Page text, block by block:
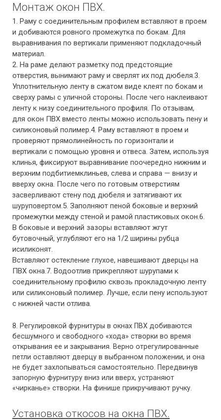
Монтаж окон ПВХ.
1. Раму с соединительным профилем вставляют в проем
и добиваются ровного промежутка по бокам. Для
выравнивания по вертикали применяют подкладочный
материал.
2. На раме делают разметку под предстоящие
отверстия, вынимают раму и сверлят их под дюбеля.3.
Уплотнительную ленту в сжатом виде клеят по бокам и
сверху рамы с уличной стороны. После чего наклеивают
ленту к низу соединительного профиля. По отзывам,
для окон ПВХ вместо ленты можно использовать пену и
силиконовый полимер.4. Раму вставляют в проем и
проверяют прямолинейность по горизонтали и
вертикали с помощью уровня и отвеса. Затем, используя
клинья, фиксируют выравнивание поочередно нижним и
верхним подбитиемклиньев, слева и справа — внизу и
вверху окна. После чего по готовым отверстиям
засверливают стену под дюбеля и затягивают их
шуруповертом.5. Заполняют пеной боковые и верхний
промежутки между стеной и рамой пластиковых окон.6.
В боковые и верхний зазоры вставляют жгут
бутовочный, углубляют его на 1/2 ширины рубца
исиликонят.
Вставляют остекление глухое, навешивают дверцы на
ПВХ окна.7. Водоотлив прикрепляют шурупами к
соединительному профилю сквозь прокладочную ленту
или силиконовый полимер. Лучше, если пену используют
с нижней части отлива.
8. Регулировкой фурнитуры в окнах ПВХ добиваются
бесшумного и свободного «хода» створки во время
открывания ее и закрывания. Верно отрегулированные
петли оставляют дверцу в выбранном положении, и она
не будет захлопываться самостоятельно. Передвинув
запорную фурнитуру вниз или вверх, устраняют
«чирканье» створки. На финише прикручивают ручку.
Установка откосов на окна ПВХ.